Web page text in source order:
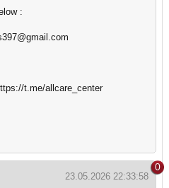
:
t.me/allcare_center
0
23.05.2026 22:33:58